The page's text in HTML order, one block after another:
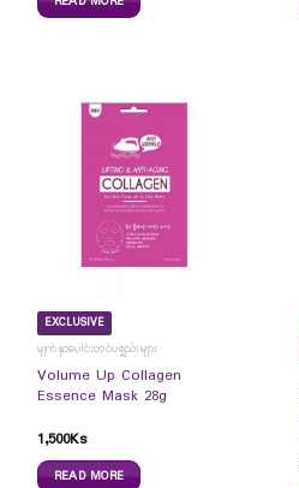
EXCLUSIVE
မျက်နှာပေါင်းတင်ပစ္စည်းများ
Volume Up Collagen
Essence Mask 28g
1,500Ks
READ MORE